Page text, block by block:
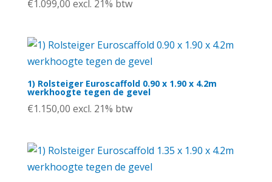
€1.099,00 excl. 21% btw
1) Rolsteiger Euroscaffold 0.90 x 1.90 x 4.2m
werkhoogte tegen de gevel
€1.150,00 excl. 21% btw